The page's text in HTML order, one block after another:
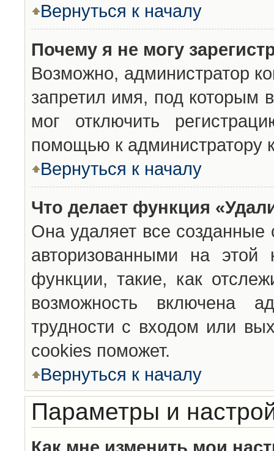
Вернуться к началу
Почему я не могу
Возможно, администратор
запретил имя, под которым
мог отключить
помощью к администратору
Вернуться к началу
Что делает функция
Она удаляет все созданные
авторизованными на
функции, такие, как
возможность включена
трудности с входом или
cookies поможет.
Вернуться к началу
Параметры и